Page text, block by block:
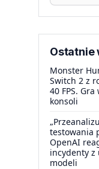
Ostatnie
Monster
Switch 2 z
40 FPS.
konsoli
testowania
OpenAI
incydenty z
modeli